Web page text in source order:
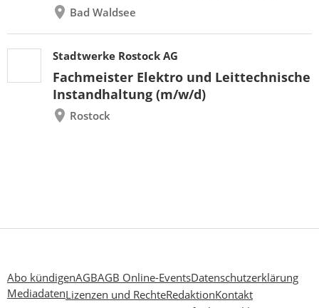
Bad Waldsee
Stadtwerke Rostock AG
Fachmeister Elektro und Leittechnische
Instandhaltung (m/w/d)
Rostock
Abo kündigenAGBAGB Online-EventsDatenschutzerklärung
MediadatenLizenzen und RechteRedaktionKontakt